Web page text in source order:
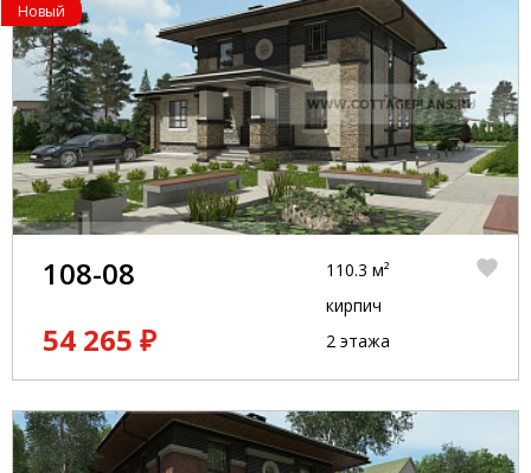
Новый
108-08
54 265 ₽
110.3 м²
кирпич
2 этажа